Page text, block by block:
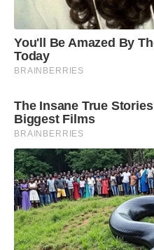
Caldas, Ponte Nova,
Lagoas, Santa Luzia,
Uberlândia, Unaí e
You'll Be Amazed By
Today
BRAINBERRIES
The Insane True
Biggest Films
BRAINBERRIES